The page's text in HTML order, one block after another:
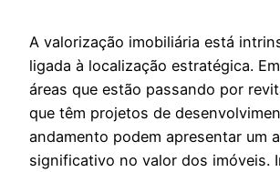
A valorização imobiliária está
ligada à localização estratégica.
áreas que estão passando por
que têm projetos de
andamento podem apresentar um
significativo no valor dos imóveis.